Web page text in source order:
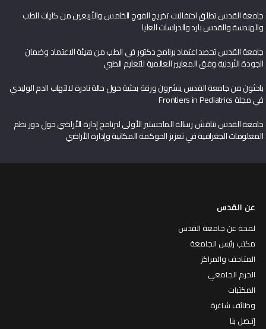
جامعة القدس تطلق احتفالات تخريج الفوج الخامس والأربعين من كليات الطب
والهندسة والقدس بارد والدراسات العليا
جامعة القدس تحصد اعتماد برنامج دكتور في الطب من هيئة الاعتماد وضمان
الجودة الأردنية وفق المعايير العالمية للتعليم الطبي
باحثون من جامعة القدس ينشرون ورقة بحثية حول حالة نادرة لالتهاب الدم الوليدي
في مجلة Frontiers in Pediatrics
جامعة القدس تناقش رسالة الماجستير الأولى لبرنامج إدارة الأراضي حول دور نظم
المعلومات الجغرافية في تعزيز الحوكمة المكانية وإدارة الأراضي
عن القدس
لمحة عن جامعة القدس
مكتب رئيس الجامعة
المتاحف والمراكز
الحرم الجامعي
المكتبات
وظائف شاغرة
إتـصل بنا